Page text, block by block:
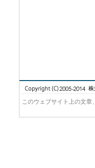
このウェブサイト上の文